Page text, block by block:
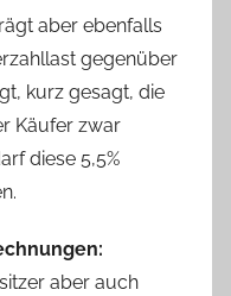
aber ebenfalls
gegenüber
kurz gesagt, die
Käufer zwar
diese 5,5%
aber auch